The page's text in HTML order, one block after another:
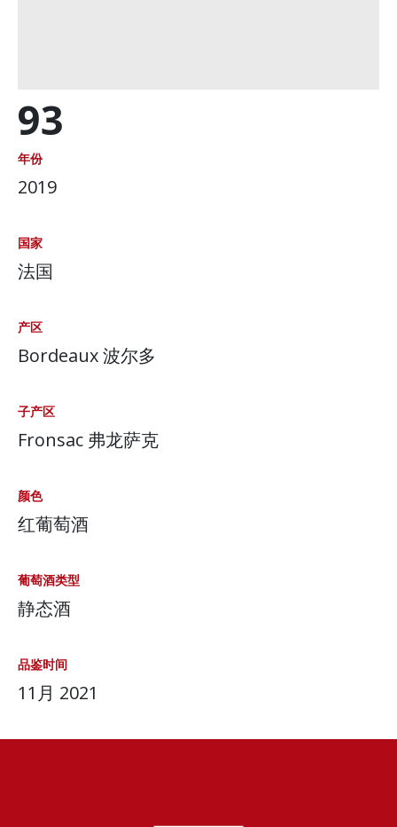
93
年份
2019
国家
法国
产区
Bordeaux 波尔多
子产区
Fronsac 弗龙萨克
颜色
红葡萄酒
葡萄酒类型
静态酒
品鉴时间
11月 2021